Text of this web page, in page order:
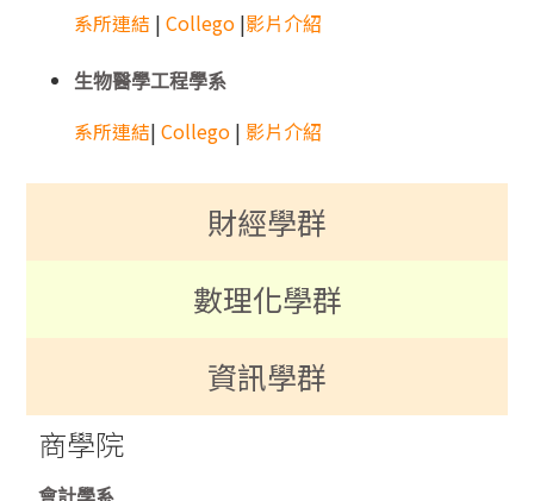
系所連結 |Collego |影片介紹
生物醫學工程學系
系所連結|Collego | 影片介紹
財經學群
數理化學群
資訊學群
商學院
會計學系